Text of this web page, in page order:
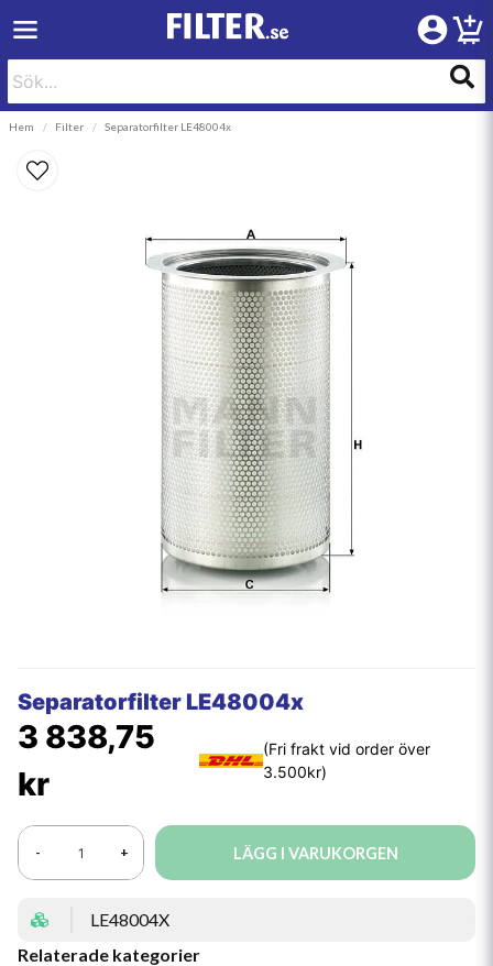
Hem Filter Separatorfilter LE48004x
Separatorfilter LE48004x
3 838,75
kr
- + LÄGG I VARUKORGEN
LE48004X
Relaterade kategorier